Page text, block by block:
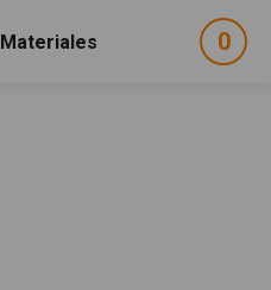
Materiales 0